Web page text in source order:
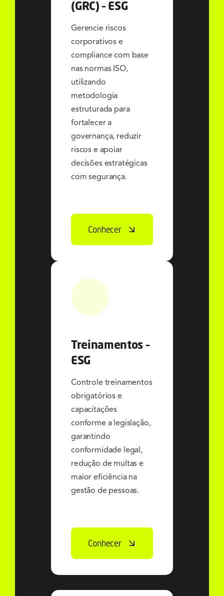
(GRC) – ESG
Gerencie riscos
corporativos e
compliance com base
nas normas ISO,
utilizando
metodologia
estruturada para
fortalecer a
governança, reduzir
riscos e apoiar
decisões estratégicas
com segurança.
Conhecer
Treinamentos –
ESG
Controle treinamentos
obrigatórios e
capacitações
conforme a legislação,
garantindo
conformidade legal,
redução de multas e
maior eficiência na
gestão de pessoas.
Conhecer